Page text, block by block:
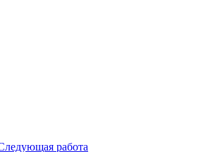
работа